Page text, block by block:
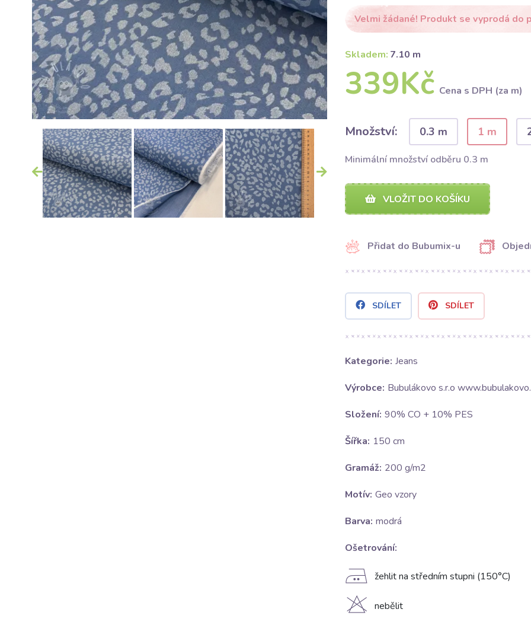
Velmi žádané! Produkt se vyprodá do
Skladem: 7.10 m
339Kč Cena s DPH (za m)
Množství: 0.3 m 1 m
Minimální množství odběru 0.3 m
VLOŽIT DO KOŠÍKU
Přidat do Bubumix-u
SDÍLET SDÍLET
Kategorie: Jeans
Výrobce: Bubulákovo s.r.o
Složení: 90% CO + 10% PES
Šířka: 150 cm
Gramáž: 200 g/m2
Motív: Geo vzory
Barva: modrá
Ošetrování:
E žehlit na středním stupni (150°C)
H nebělit